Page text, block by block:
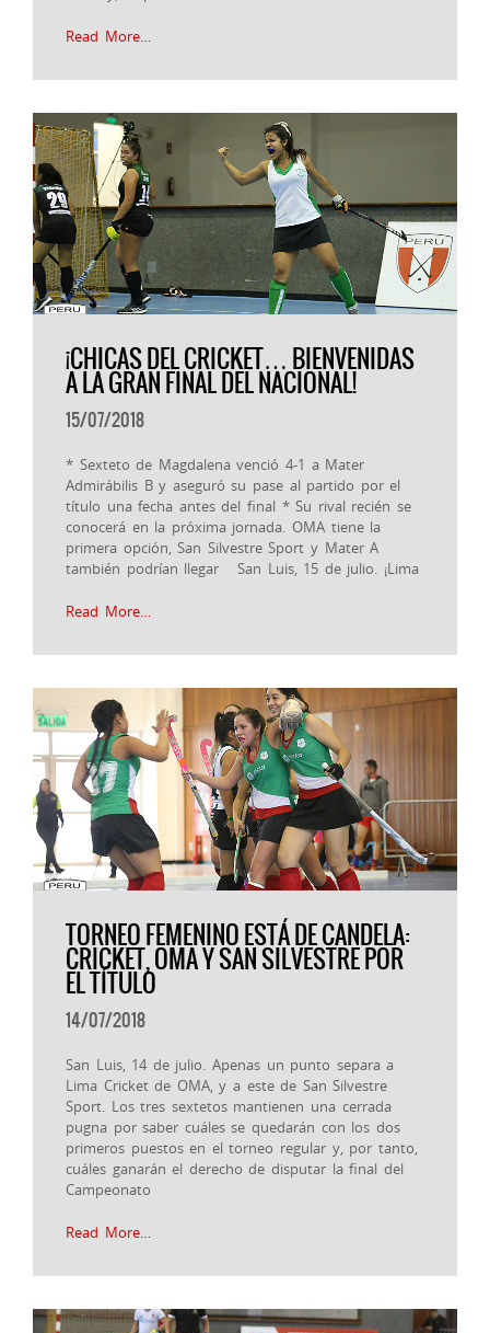
Read More…
¡CHICAS DEL CRICKET… BIENVENIDAS
A LA GRAN FINAL DEL NACIONAL!
15/07/2018
* Sexteto de Magdalena venció 4-1 a Mater
Admirábilis B y aseguró su pase al partido por el
título una fecha antes del final * Su rival recién se
conocerá en la próxima jornada. OMA tiene la
primera opción, San Silvestre Sport y Mater A
también podrían llegar San Luis, 15 de julio. ¡Lima
Read More…
TORNEO FEMENINO ESTÁ DE CANDELA:
CRICKET, OMA Y SAN SILVESTRE POR
EL TÍTULO
14/07/2018
San Luis, 14 de julio. Apenas un punto separa a
Lima Cricket de OMA, y a este de San Silvestre
Sport. Los tres sextetos mantienen una cerrada
pugna por saber cuáles se quedarán con los dos
primeros puestos en el torneo regular y, por tanto,
cuáles ganarán el derecho de disputar la final del
Campeonato
Read More…